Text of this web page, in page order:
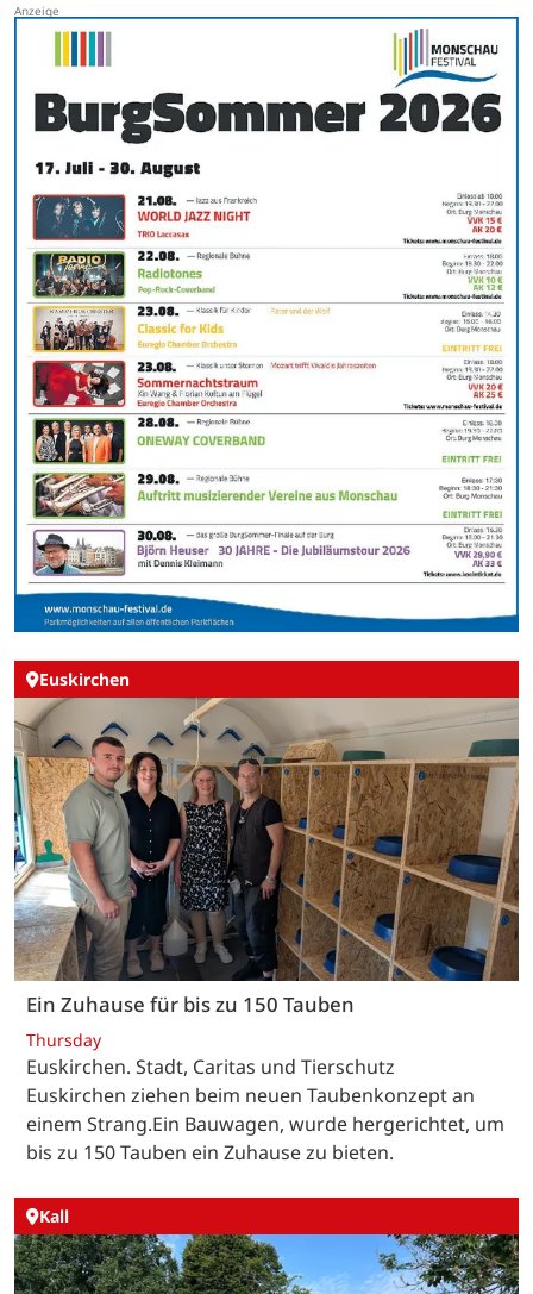
Euskirchen
Ein Zuhause für bis zu 150 Tauben
Thursday
Euskirchen. Stadt, Caritas und Tierschutz
Euskirchen ziehen beim neuen Taubenkonzept an
einem Strang.Ein Bauwagen, wurde hergerichtet, um
bis zu 150 Tauben ein Zuhause zu bieten.
Kall